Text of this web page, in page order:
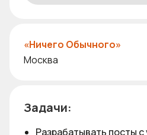
Задачи:
Разрабатывать посты
«Ничего Обычного»
Москва